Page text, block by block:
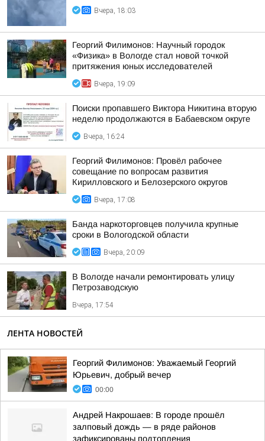
Вчера, 18:03
Георгий Филимонов: Научный городок
«Физика» в Вологде стал новой точкой
притяжения юных исследователей
Вчера, 19:09
Поиски пропавшего Виктора Никитина вторую
неделю продолжаются в Бабаевском округе
Вчера, 16:24
Георгий Филимонов: Провёл рабочее
совещание по вопросам развития
Кирилловского и Белозерского округов
Вчера, 17:08
Банда наркоторговцев получила крупные
сроки в Вологодской области
Вчера, 20:09
В Вологде начали ремонтировать улицу
Петрозаводскую
Вчера, 17:54
ЛЕНТА НОВОСТЕЙ
Георгий Филимонов: Уважаемый Георгий
Юрьевич, добрый вечер
00:00
Андрей Накрошаев: В городе прошёл
залповый дождь — в ряде районов
зафиксированы подтопления